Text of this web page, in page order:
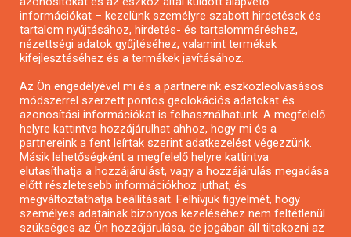
Specifikus pályázatfigyelés vagy hírlevél
Pályázatok magánszemélyeknek
Pályázatok civil szervezeteknek
Pályázatok vállalkozásoknak
Önkormányzati pályázatok
Mezőgazdasági pályázatok
információkat – kezelünk személyre szabott hirdetések és
tartalom nyújtásához, hirdetés- és tartalomméréshez,
nézettségi adatok gyűjtéséhez, valamint termékek
kifejlesztéséhez és a termékek javításához.
Az Ön engedélyével mi és a partnereink eszközleolvasásos
módszerrel szerzett pontos geolokációs adatokat és
azonosítási információkat is felhasználhatunk. A megfelelő
helyre kattintva hozzájárulhat ahhoz, hogy mi és a
partnereink a fent leírtak szerint adatkezelést végezzünk.
Másik lehetőségként a megfelelő helyre kattintva
elutasíthatja a hozzájárulást, vagy a hozzájárulás megadása
előtt részletesebb információkhoz juthat, és
megváltoztathatja beállításait. Felhívjuk figyelmét, hogy
személyes adatainak bizonyos kezeléséhez nem feltétlenül
szükséges az Ön hozzájárulása, de jogában áll tiltakozni az